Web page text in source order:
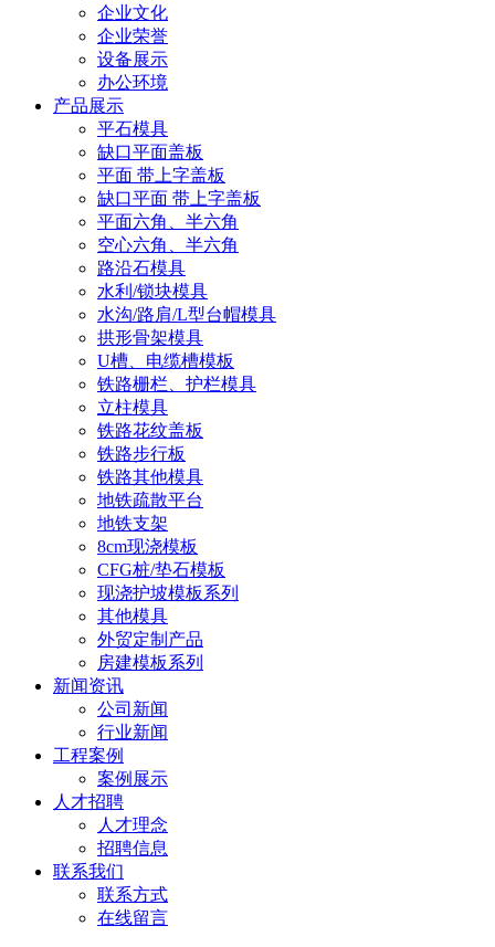
企业文化
企业荣誉
设备展示
办公环境
产品展示
平石模具
缺口平面盖板
平面 带上字盖板
缺口平面 带上字盖板
平面六角、半六角
空心六角、半六角
路沿石模具
水利/锁块模具
水沟/路肩/L型台帽模具
拱形骨架模具
U槽、电缆槽模板
铁路栅栏、护栏模具
立柱模具
铁路花纹盖板
铁路步行板
铁路其他模具
地铁疏散平台
地铁支架
8cm现浇模板
CFG桩/垫石模板
现浇护坡模板系列
其他模具
外贸定制产品
房建模板系列
新闻资讯
公司新闻
行业新闻
工程案例
案例展示
人才招聘
人才理念
招聘信息
联系我们
联系方式
在线留言